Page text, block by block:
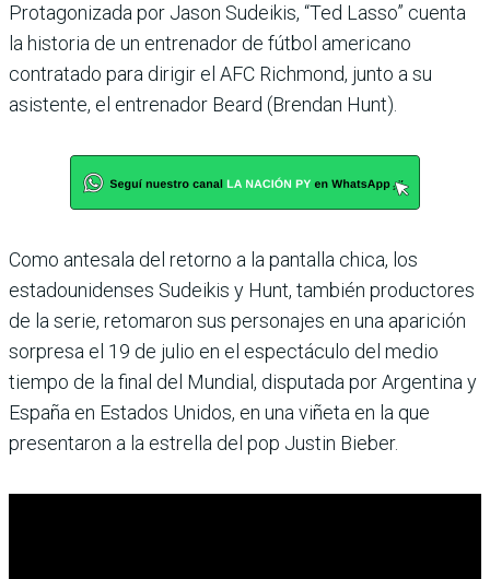
Protagonizada por Jason Sudeikis, “Ted Lasso” cuenta
la historia de un entrenador de fútbol americano
contratado para dirigir el AFC Richmond, junto a su
asistente, el entrenador Beard (Brendan Hunt).
Como antesala del retorno a la pantalla chica, los
estadounidenses Sudeikis y Hunt, también productores
de la serie, retomaron sus personajes en una aparición
sorpresa el 19 de julio en el espectáculo del medio
tiempo de la final del Mundial, disputada por Argentina y
España en Estados Unidos, en una viñeta en la que
presentaron a la estrella del pop Justin Bieber.